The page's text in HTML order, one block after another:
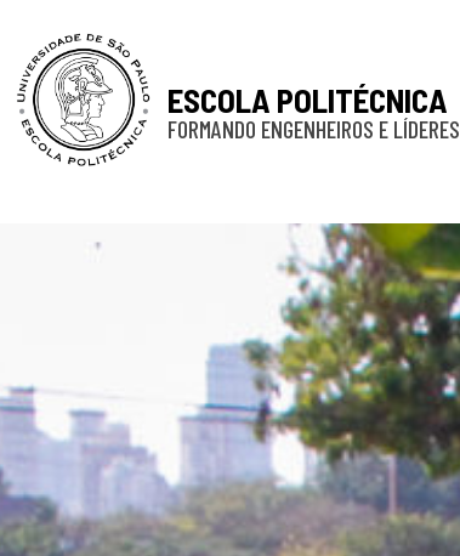
ESCOLA POLITÉCNICA
FORMANDO ENGENHEIROS E LÍDERES